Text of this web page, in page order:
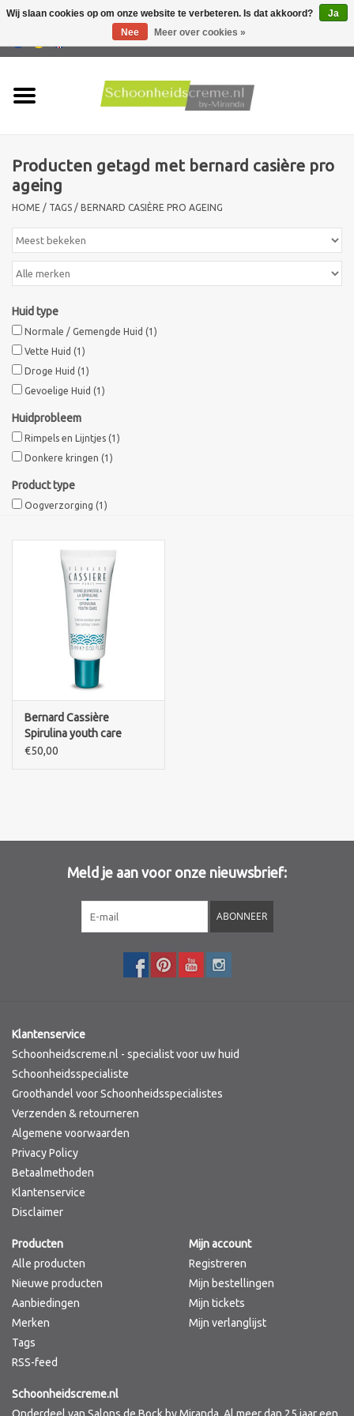
Producten
Huidproblemen
Mannen verzorging
Nieuw !!
Sothys Paris
Mila d'Opiz
Fusion Meso
PCA SKINCARE
Ekseption Skincare
Merken
Producten getagd met bernard casière pro
ageing
HOME / TAGS / BERNARD CASIÈRE PRO AGEING
Huid type
Normale / Gemengde Huid (1)
Vette Huid (1)
Droge Huid (1)
Gevoelige Huid (1)
Huidprobleem
Rimpels en Lijntjes (1)
Donkere kringen (1)
Product type
Oogverzorging (1)
Bernard Cassière
Spirulina youth care
Crème -Eye contour
€50,00
Meld je aan voor onze nieuwsbrief:
ABONNEER
Klantenservice
Schoonheidscreme.nl - specialist voor uw huid
Schoonheidsspecialiste
Groothandel voor Schoonheidsspecialistes
Verzenden & retourneren
Algemene voorwaarden
Privacy Policy
Betaalmethoden
Klantenservice
Disclaimer
Producten
Alle producten
Nieuwe producten
Aanbiedingen
Merken
Tags
RSS-feed
Mijn account
Registreren
Mijn bestellingen
Mijn tickets
Mijn verlanglijst
Schoonheidscreme.nl
Wij slaan cookies op om onze website te verbeteren. Is dat akkoord?
Ja
Nee
Meer over cookies »